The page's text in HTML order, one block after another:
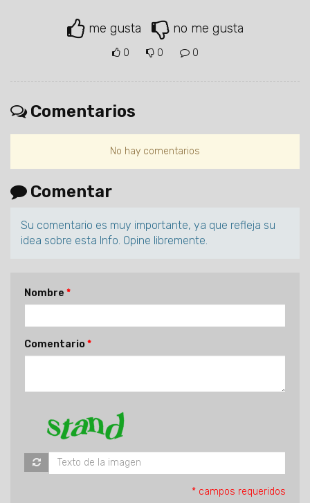
me gusta no me gusta
0 0 0
Comentarios
No hay comentarios
Comentar
Su comentario es muy importante, ya que refleja su
idea sobre esta Info. Opine libremente.
Nombre
Comentario
* campos requeridos